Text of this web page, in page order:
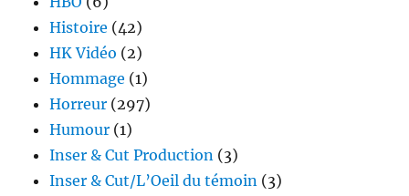
Histoire (42)
HK Vidéo (2)
Hommage (1)
Horreur (297)
Humour (1)
Inser & Cut Production (3)
Inser & Cut/L’Oeil du témoin (3)